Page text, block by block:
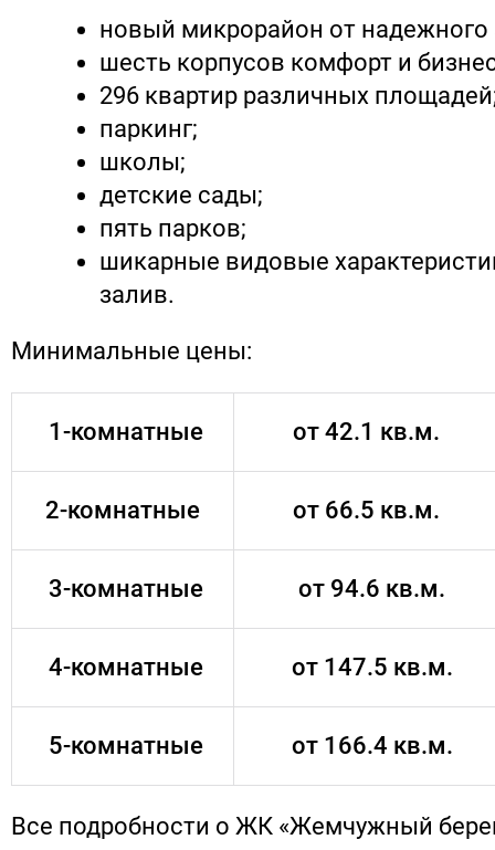
новый микрорайон от надежного
шесть корпусов комфорт и
296 квартир различных
паркинг;
школы;
детские сады;
пять парков;
шикарные видовые
залив.
Минимальные цены:
1-комнатные от 42.1 кв.м.
2-комнатные от 66.5 кв.м.
3-комнатные от 94.6 кв.м.
4-комнатные от 147.5 кв.м.
5-комнатные от 166.4 кв.м.
Все подробности о ЖК «Жемчужный